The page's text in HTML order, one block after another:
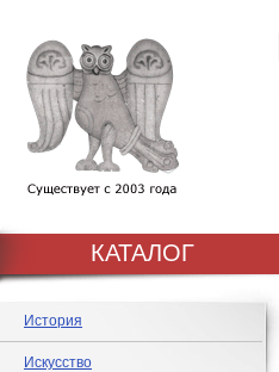
КАТАЛОГ
История
Искусство